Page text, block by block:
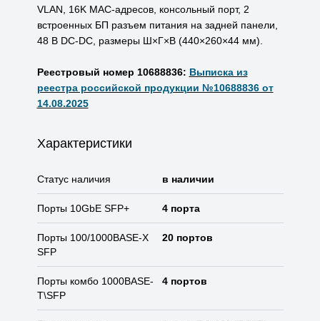
VLAN, 16K MAC-адресов, консольный порт, 2
встроенных БП разъем питания на задней панели,
48 В DC-DC, размеры Ш×Г×В (440×260×44 мм).
Реестровый номер 10688836: Выписка из
реестра российской продукции №10688836 от
14.08.2025
Характеристики
Статус наличия в наличии
Порты 10GbE SFP+ 4 порта
Порты 100/1000BASE-X
SFP
20 портов
Порты комбо 1000BASE-
T\SFP
4 портов